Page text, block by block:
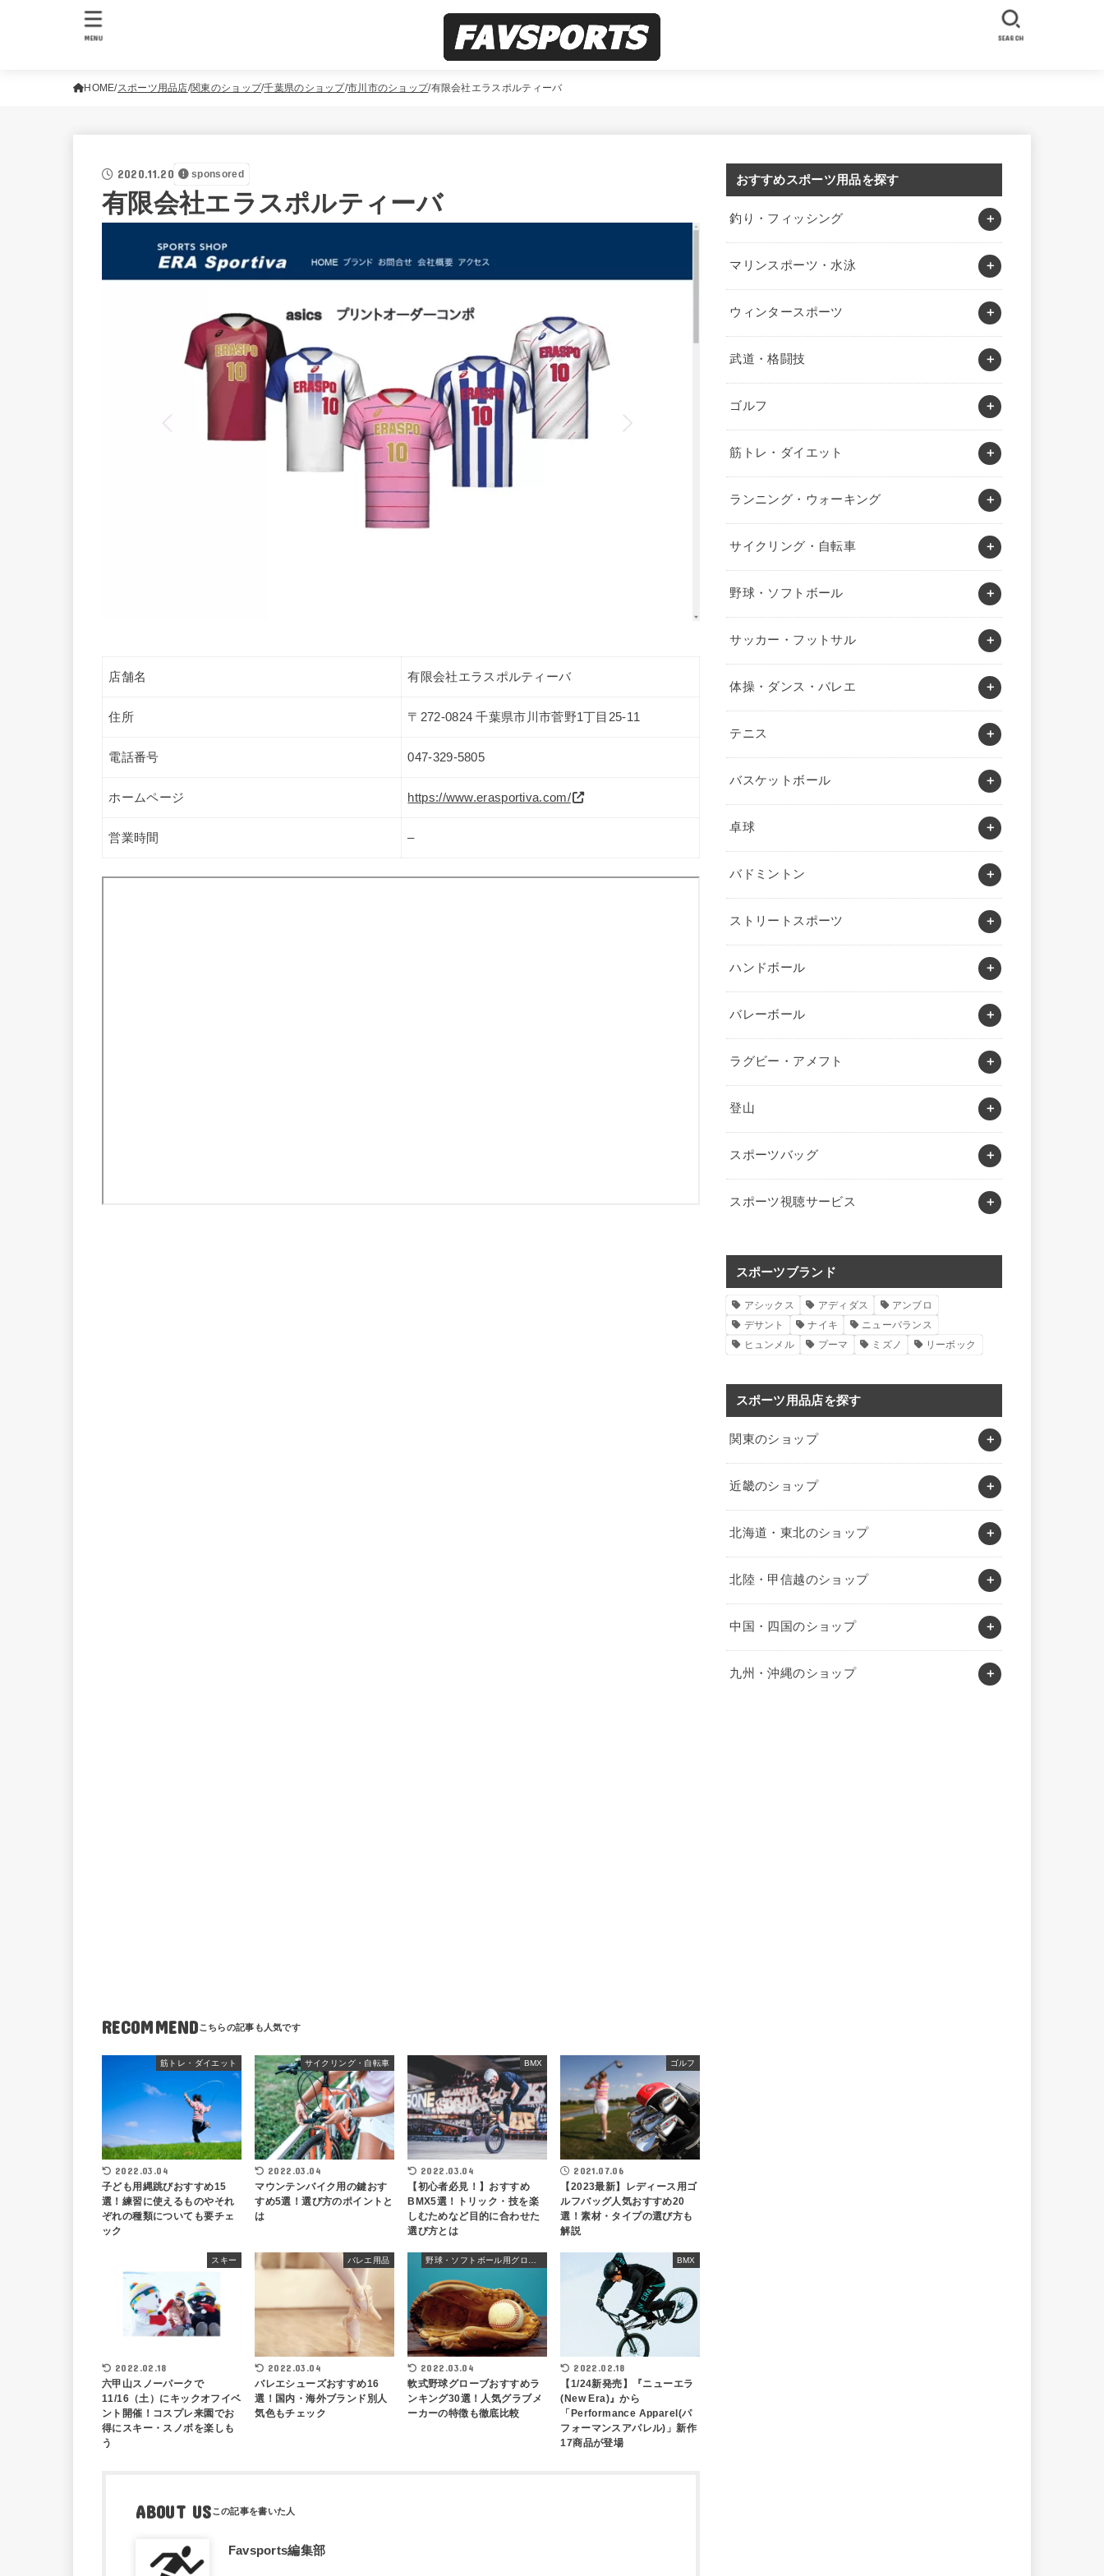
SEARCH
MENU
HOME スポーツ用品店 関東のショップ 千葉県のショップ 市川市のショップ 有限会社エラスポルティーバ
2020.11.20 sponsored
有限会社エラスポルティーバ
店舗名 有限会社エラスポルティーバ
住所 〒272-0824 千葉県市川市菅野1丁目25-11
電話番号 047-329-5805
ホームページ https://www.erasportiva.com/
営業時間 –
RECOMMEND
筋トレ・ダイエット
2022.03.04
子ども用縄跳びおすすめ15
選！練習に使えるものやそれ
ぞれの種類についても要チェ
ック
サイクリング・自転車
2022.03.04
マウンテンバイク用の鍵おす
すめ5選！選び方のポイントと
は
BMX
2022.03.04
【初心者必見！】おすすめ
BMX5選！トリック・技を楽
しむためなど目的に合わせた
選び方とは
ゴルフ
2021.07.06
【2023最新】レディース用ゴ
ルフバッグ人気おすすめ20
選！素材・タイプの選び方も
解説
スキー
2022.02.18
六甲山スノーパークで
11/16（土）にキックオフイベ
ント開催！コスプレ来園でお
得にスキー・スノボを楽しも
う
バレエ用品
2022.03.04
バレエシューズおすすめ16
選！国内・海外ブランド別人
気色もチェック
2022.03.04
軟式野球グローブおすすめラ
ンキング30選！人気グラブメ
ーカーの特徴も徹底比較
BMX
2022.02.18
【1/24新発売】『ニューエラ
(New Era)』から
「Performance Apparel(パ
フォーマンスアパレル)」新作
17商品が登場
ABOUT US
Favsports編集部
おすすめスポーツ用品を探す
釣り・フィッシング
マリンスポーツ・水泳
ウィンタースポーツ
武道・格闘技
ゴルフ
筋トレ・ダイエット
ランニング・ウォーキング
サイクリング・自転車
野球・ソフトボール
サッカー・フットサル
体操・ダンス・バレエ
テニス
バスケットボール
卓球
バドミントン
ストリートスポーツ
ハンドボール
バレーボール
ラグビー・アメフト
登山
スポーツバッグ
スポーツ視聴サービス
スポーツブランド
アシックス アディダス
アンブロ
デサント
ナイキ
ニューバランス
ヒュンメル
プーマ ミズノ リーボック
スポーツ用品店を探す
関東のショップ
近畿のショップ
北海道・東北のショップ
北陸・甲信越のショップ
中国・四国のショップ
九州・沖縄のショップ